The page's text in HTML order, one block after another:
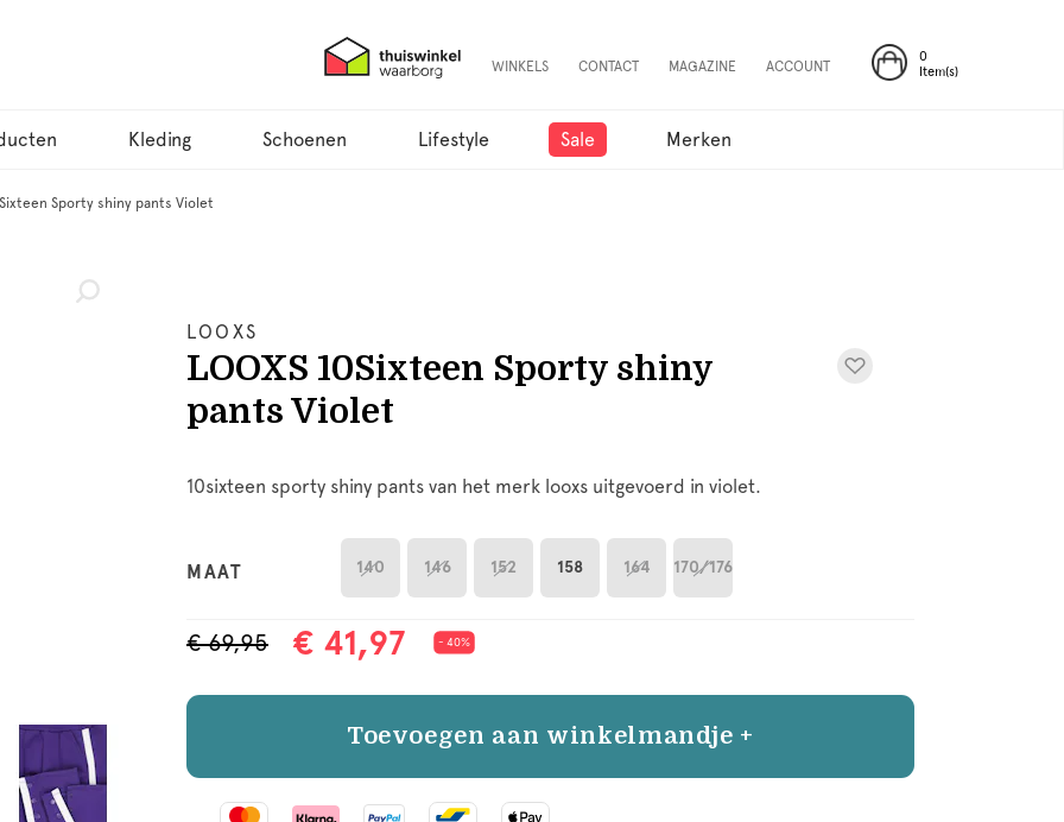
0
Item(s)
WINKELS CONTACT MAGAZINE ACCOUNT
Kleding Schoenen Lifestyle Sale Merken
Sporty shiny pants Violet
LOOXS
LOOXS 10Sixteen Sporty shiny
pants Violet
10sixteen sporty shiny pants van het merk looxs uitgevoerd in violet.
MAAT 140 146 152 158 164 170/176
€ 69,95 € 41,97 - 40%
Toevoegen aan winkelmandje +